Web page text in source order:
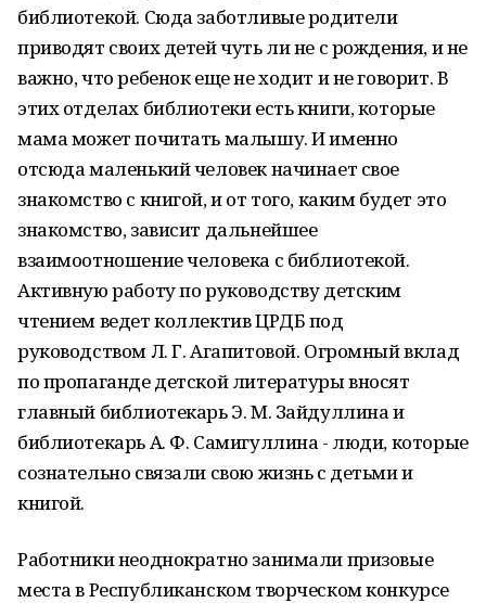
библиотекой. Сюда заботливые родители
приводят своих детей чуть ли не с рождения, и не
важно, что ребенок еще не ходит и не говорит. В
этих отделах библиотеки есть книги, которые
мама может почитать малышу. И именно
отсюда маленький человек начинает свое
знакомство с книгой, и от того, каким будет это
знакомство, зависит дальнейшее
взаимоотношение человека с библиотекой.
Активную работу по руководству детским
чтением ведет коллектив ЦРДБ под
руководством Л. Г. Агапитовой. Огромный вклад
по пропаганде детской литературы вносят
главный библиотекарь Э. М. Зайдуллина и
библиотекарь А. Ф. Самигуллина - люди, которые
сознательно связали свою жизнь с детьми и
книгой.
Работники неоднократно занимали призовые
места в Республиканском творческом конкурсе